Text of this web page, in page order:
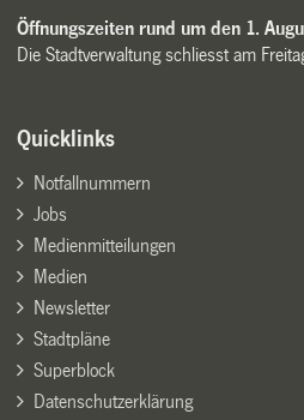
Öffnungszeiten rund um den 1.
Die Stadtverwaltung schliesst am
Quicklinks
Notfallnummern
Jobs
Medienmitteilungen
Medien
Newsletter
Stadtpläne
Superblock
Datenschutzerklärung